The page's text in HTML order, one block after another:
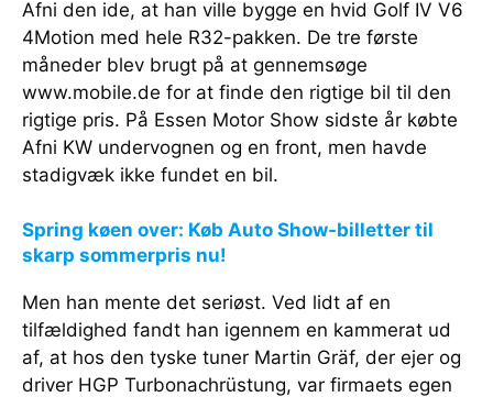
Afni den ide, at han ville bygge en hvid Golf IV V6
4Motion med hele R32-pakken. De tre første
måneder blev brugt på at gennemsøge
www.mobile.de for at finde den rigtige bil til den
rigtige pris. På Essen Motor Show sidste år købte
Afni KW undervognen og en front, men havde
stadigvæk ikke fundet en bil.
Spring køen over: Køb Auto Show-billetter til
skarp sommerpris nu!
Men han mente det seriøst. Ved lidt af en
tilfældighed fandt han igennem en kammerat ud
af, at hos den tyske tuner Martin Gräf, der ejer og
driver HGP Turbonachrüstung, var firmaets egen